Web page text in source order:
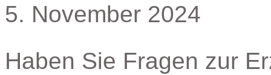
5. November 2024
Haben Sie Fragen zur